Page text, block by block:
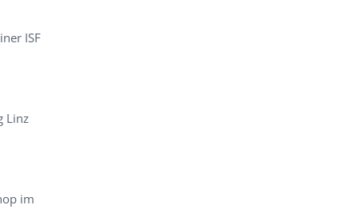
ISF
Linz
im